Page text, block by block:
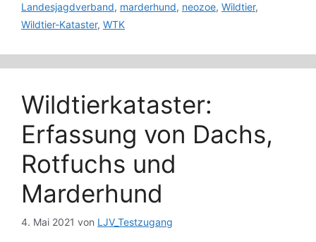
Landesjagdverband, marderhund, neozoe, Wildtier,
Wildtier-Kataster, WTK
Wildtierkataster:
Erfassung von Dachs,
Rotfuchs und
Marderhund
4. Mai 2021 von LJV_Testzugang